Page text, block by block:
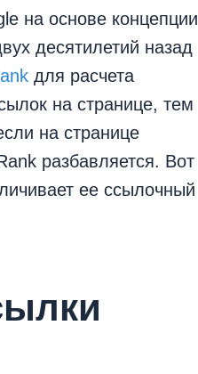
на основе концепции
десятилетий назад
для расчета
на странице, тем
на странице
разбавляется. Вот
ее ссылочный